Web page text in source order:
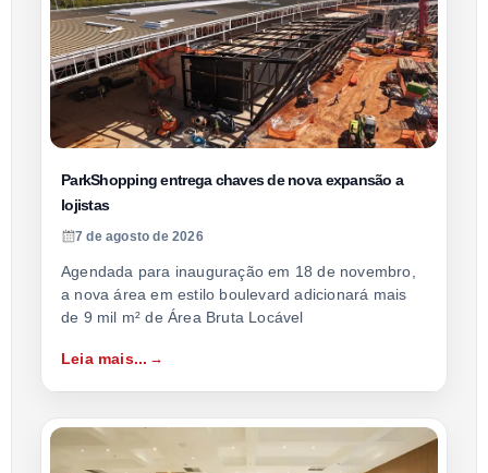
ParkShopping entrega chaves de nova expansão a
lojistas
7 de agosto de 2026
Agendada para inauguração em 18 de novembro,
a nova área em estilo boulevard adicionará mais
de 9 mil m² de Área Bruta Locável
Leia mais...